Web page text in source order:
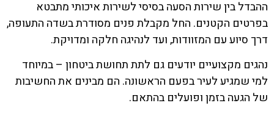
ההבדל בין שירות הסעה בסיסי לשירות איכותי מתבטא
בפרטים הקטנים. החל מקבלת פנים מסודרת בשדה התעופה,
דרך סיוע עם המזוודות, ועד לנהיגה חלקה ומדויקת.
נהגים מקצועיים יודעים גם לתת תחושת ביטחון – במיוחד
למי שמגיע לעיר בפעם הראשונה. הם מבינים את החשיבות
של הגעה בזמן ופועלים בהתאם.